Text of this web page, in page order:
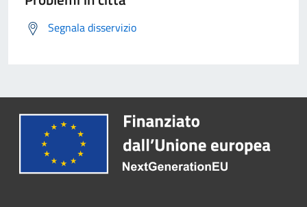
Segnala disservizio